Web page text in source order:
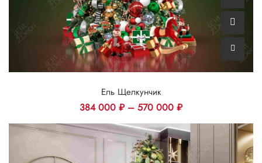
Ель Щелкунчик
384 000 ₽– 570 000 ₽